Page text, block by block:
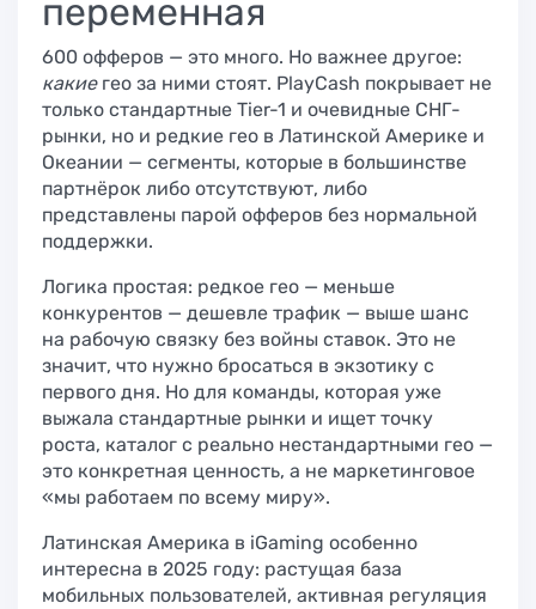
переменная
600 офферов — это много. Но важнее другое:
какиегео за ними стоят. PlayCash покрывает не
только стандартные Tier-1 и очевидные СНГ-
рынки, но и редкие гео в Латинской Америке и
Океании — сегменты, которые в большинстве
партнёрок либо отсутствуют, либо
представлены парой офферов без нормальной
поддержки.
Логика простая: редкое гео — меньше
конкурентов — дешевле трафик — выше шанс
на рабочую связку без войны ставок. Это не
значит, что нужно бросаться в экзотику с
первого дня. Но для команды, которая уже
выжала стандартные рынки и ищет точку
роста, каталог с реально нестандартными гео —
это конкретная ценность, а не маркетинговое
«мы работаем по всему миру».
Латинская Америка в iGaming особенно
интересна в 2025 году: растущая база
мобильных пользователей, активная регуляция